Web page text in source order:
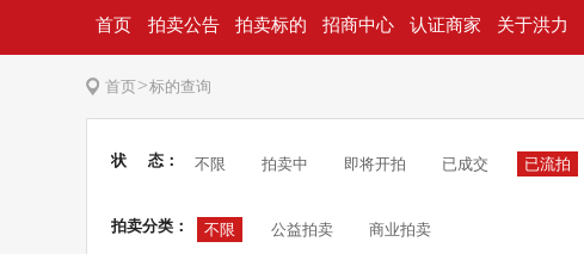
首页 拍卖公告 拍卖标的 招商中心 认证商家 关于洪力
首页>标的查询
状 态： 不限 拍卖中 即将开拍 已成交 已流拍
拍卖分类： 不限 公益拍卖 商业拍卖